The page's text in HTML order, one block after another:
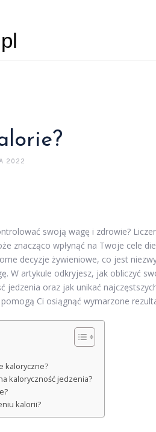
2022
swoją wagę i zdrowie?
znacząco wpłynąć na Twoje cele
decyzje żywieniowe, co jest
W artykule odkryjesz, jak obliczyć
jedzenia oraz jak unikać
Ci osiągnąć wymarzone
kaloryczne?
kaloryczność jedzenia?
kalorii?